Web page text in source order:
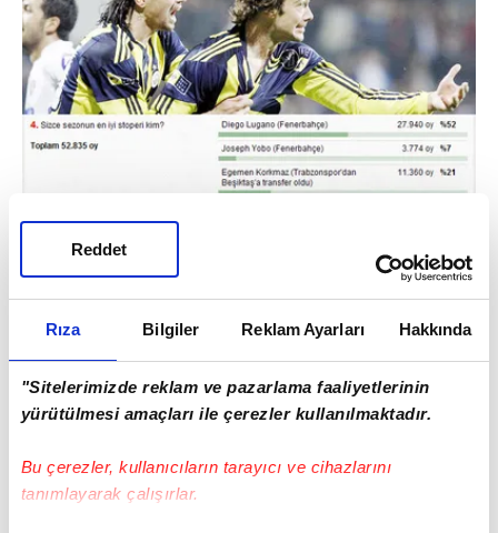
Rıza Bilgiler Reklam Ayarları Hakkında
"Sitelerimizde reklam ve pazarlama faaliyetlerinin
yürütülmesi amaçları ile çerezler kullanılmaktadır.
Bu çerezler, kullanıcıların tarayıcı ve cihazlarını
tanımlayarak çalışırlar.
Reddet